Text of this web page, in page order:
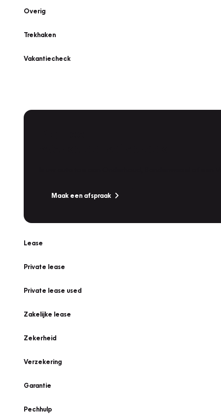
Overig
Trekhaken
Vakantiecheck
Maak een afspraak
Lease
Private lease
Private lease used
Zakelijke lease
Zekerheid
Verzekering
Garantie
Pechhulp